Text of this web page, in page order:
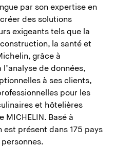
par son expertise en
des solutions
exigeants tels que la
la santé et
grâce à
de données,
à ses clients,
pour les
et hôtelières
MICHELIN. Basé à
présent dans 175 pays